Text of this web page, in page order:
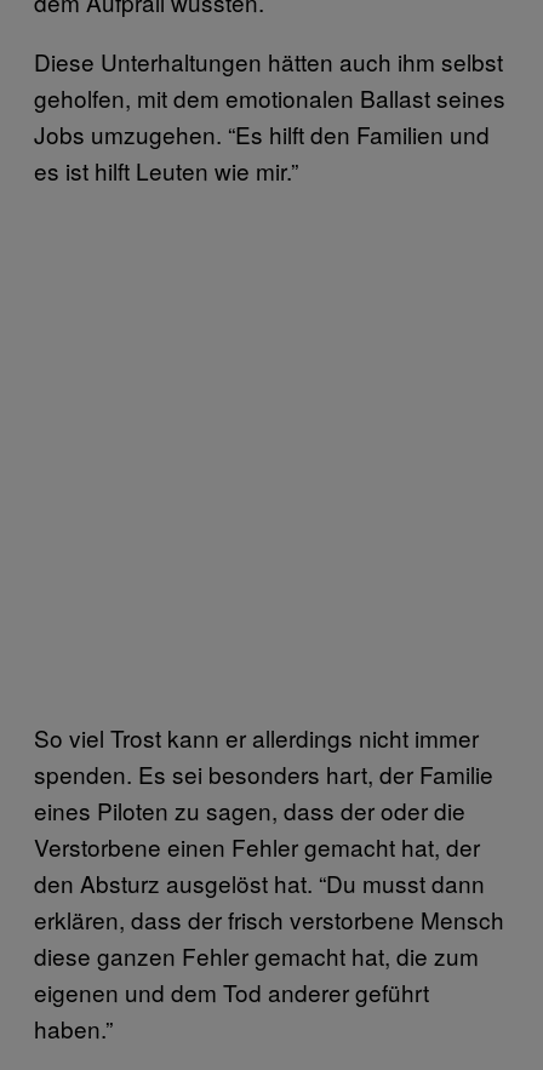
Diese Unterhaltungen hätten auch ihm selbst
geholfen, mit dem emotionalen Ballast seines
Jobs umzugehen. “Es hilft den Familien und
es ist hilft Leuten wie mir.”
So viel Trost kann er allerdings nicht immer
spenden. Es sei besonders hart, der Familie
eines Piloten zu sagen, dass der oder die
Verstorbene einen Fehler gemacht hat, der
den Absturz ausgelöst hat. “Du musst dann
erklären, dass der frisch verstorbene Mensch
diese ganzen Fehler gemacht hat, die zum
eigenen und dem Tod anderer geführt
haben.”